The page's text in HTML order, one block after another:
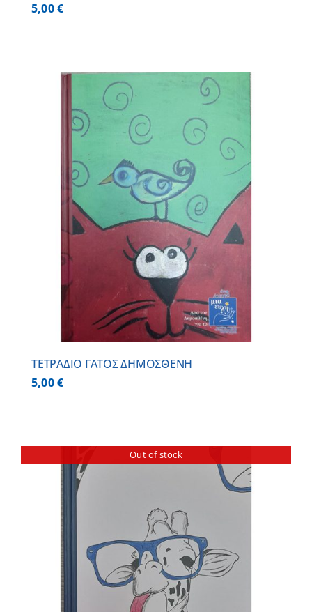
5,00€
ΤΕΤΡΑΔΙΟ ΓΑΤΟΣ ΔΗΜΟΣΘΕΝΗ
5,00€
Out of stock